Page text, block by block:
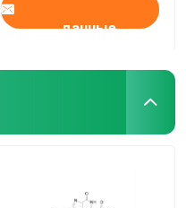
данные